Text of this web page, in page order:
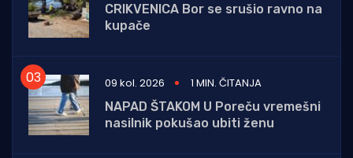
CRIKVENICA Bor se srušio ravno na
kupače
09 kol. 2026
1 MIN. ČITANJA
NAPAD ŠTAKOM U Poreču vremešni
nasilnik pokušao ubiti ženu